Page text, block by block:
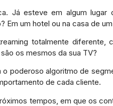
Já esteve em algum
um hotel ou na casa de
totalmente diferente,
os mesmos da sua TV?
poderoso algoritmo de
de cada cliente.
tempos, em que os